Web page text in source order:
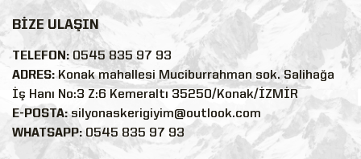
BİZE ULAŞIN
TELEFON: 0545 835 97 93
ADRES:Konak mahallesi Muciburrahman sok. Salihağa
İş Hanı No:3 Z:6 Kemeraltı 35250/Konak/İZMİR
E-POSTA: silyonaskerigiyim@outlook.com
WHATSAPP: 0545 835 97 93